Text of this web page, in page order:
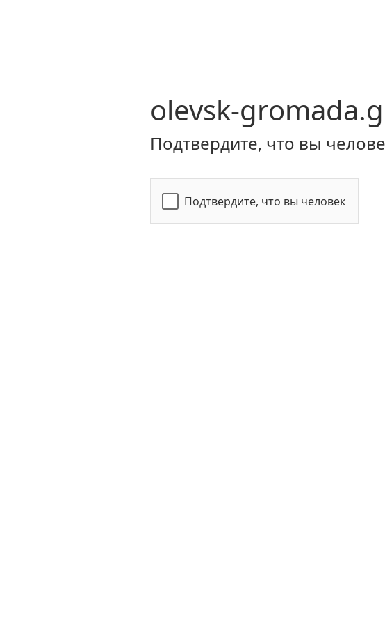
olevsk-
Подтвердите, что вы
Подтвердите, что вы человек